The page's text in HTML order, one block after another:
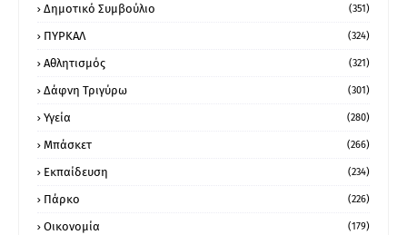
Δημοτικό Συμβούλιο (351)
ΠΥΡΚΑΛ (324)
Αθλητισμός (321)
Δάφνη Τριγύρω (301)
Υγεία (280)
Μπάσκετ (266)
Εκπαίδευση (234)
Πάρκο (226)
Οικονομία (179)